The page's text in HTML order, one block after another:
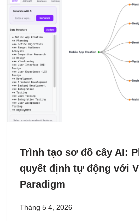
Trình tạo sơ đồ cây AI:
quyết định tự động với
Paradigm
Tháng 5 4, 2026